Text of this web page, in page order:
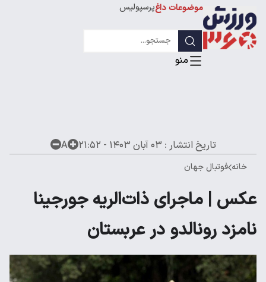
موضوعات داغپرسپولیس
لیگ قهرمانان
تاریخ انتشار : ۰۳ آبان ۱۴۰۳ - ۲۱:۵۲ A
خانه فوتبال جهان
عکس | ماجرای ذات‌الریه جورجینا
نامزد رونالدو در عربستان